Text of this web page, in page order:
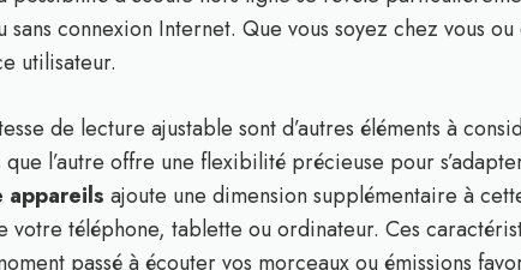
connexion Internet. Que vous soyez chez vous
utilisateur.
de lecture ajustable sont d’autres éléments à
l’autre offre une flexibilité précieuse pour
appareils ajoute une dimension supplémentaire à
téléphone, tablette ou ordinateur. Ces
passé à écouter vos morceaux ou émissions